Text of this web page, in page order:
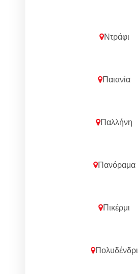
Ντράφι
Παιανία
Παλλήνη
Πανόραμα
Πικέρμι
Πολυδένδρι